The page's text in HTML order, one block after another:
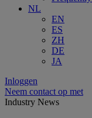
NL
EN
ES
ZH
DE
JA
Inloggen
Neem contact op met
Industry News